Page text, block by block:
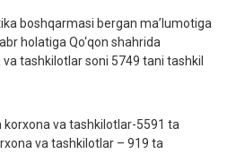
boshqarmasi bergan ma’lumotiga
holatiga Qo‘qon shahrida
va tashkilotlar soni 5749 tani tashkil
korxona va tashkilotlar-5591 ta
va tashkilotlar – 919 ta